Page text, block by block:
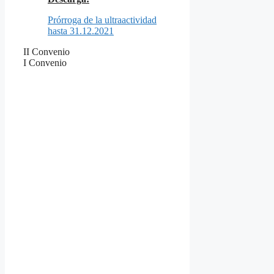
Prórroga de la ultraactividad
hasta 31.12.2021
II Convenio
I Convenio